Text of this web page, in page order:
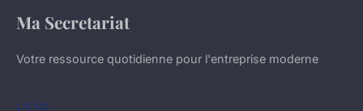
Ma Secretariat
Votre ressource quotidienne pour l'entreprise moderne
LIENS